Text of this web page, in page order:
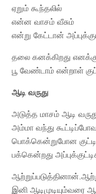
ஏறும் கூந்தலில்
என்ன வாசம் வீசும்
என்று கேட்டான்
தலை கனக்கிறது
பூ வேண்டாம் என்றாள்
ஆடி வருது
அடுத்த மாசம் ஆடி
அம்மா வந்து
பொக்கென்றுபோன
பக்கென்றது
இனி ஆடிமுடியும்வரை